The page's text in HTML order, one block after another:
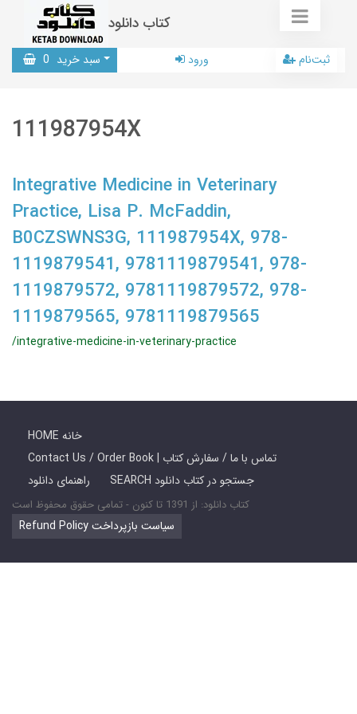
کتاب دانلود
سبد خرید 0 ورود ثبت‌نام
111987954X
Integrative Medicine in Veterinary
Practice, Lisa P. McFaddin,
B0CZSWNS3G, 111987954X, 978-
1119879541, 9781119879541, 978-
1119879572, 9781119879572, 978-
1119879565, 9781119879565
/integrative-medicine-in-veterinary-practice
HOME خانه
Contact Us / Order Book | تماس با ما / سفارش کتاب
راهنمای دانلود
SEARCH جستجو در کتاب دانلود
کتاب دانلود: از 1391 تا کنون - تمامی حقوق محفوظ است
Refund Policy سیاست بازپرداخت